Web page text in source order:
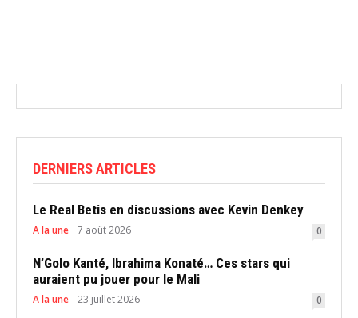
DERNIERS ARTICLES
Le Real Betis en discussions avec Kevin Denkey
A la une 7 août 2026 0
N’Golo Kanté, Ibrahima Konaté… Ces stars qui
auraient pu jouer pour le Mali
A la une 23 juillet 2026 0